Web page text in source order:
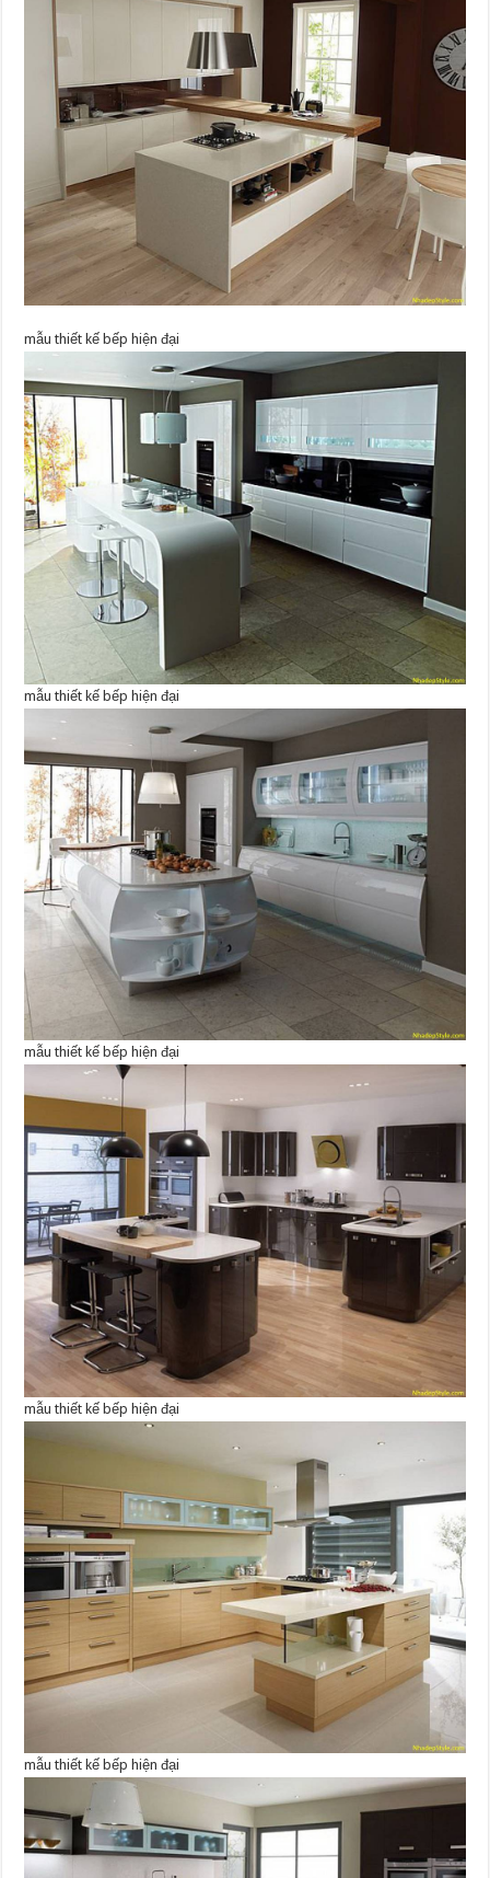
mẫu thiết kế bếp hiện đại
mẫu thiết kế bếp hiện đại
mẫu thiết kế bếp hiện đại
mẫu thiết kế bếp hiện đại
mẫu thiết kế bếp hiện đại